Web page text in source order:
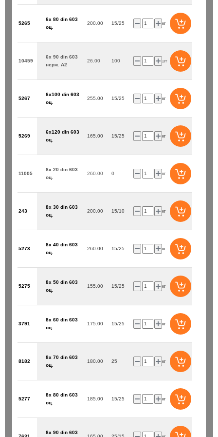
5265
6х 80 din 603
оц.
200.00 15/25 кг
10459
6х 90 din 603
нерж. А2
26.00 100 шт
5267
6х100 din 603
оц.
255.00 15/25 кг
5269
6х120 din 603
оц.
165.00 15/25 кг
11005
8х 20 din 603
оц.
260.00 0 кг
243
8х 30 din 603
оц.
200.00 15/10 кг
5273
8х 40 din 603
оц.
260.00 15/25 кг
5275
8х 50 din 603
оц.
155.00 15/25 кг
3791
8х 60 din 603
оц.
175.00 15/25 кг
8182
8х 70 din 603
оц.
180.00 25 кг
5277
8х 80 din 603
оц.
185.00 15/25 кг
8х 90 din 603